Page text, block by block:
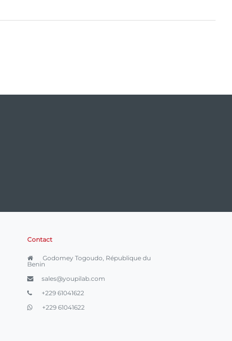
Contact
Godomey Togoudo, République du
Benin
sales@youpilab.com
+229 61041622
+229 61041622